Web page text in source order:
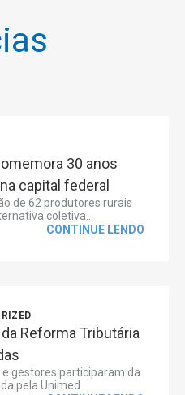
30 anos
capital federal
de 62 produtores rurais
coletiva...
CONTINUE LENDO
Reforma Tributária
gestores participaram da
pela Unimed...